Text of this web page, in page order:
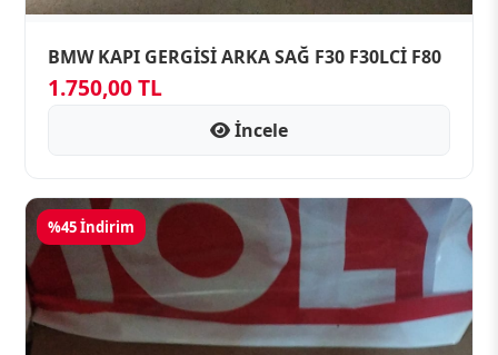
BMW KAPI GERGİSİ ARKA SAĞ F30 F30LCİ F80
1.750,00 TL
İncele
%45 İndirim